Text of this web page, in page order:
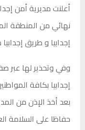
أعلنت مديرية أمن
نهائي من المنطقة
إجدابيا و طريق
وفي وتحذير لها عبر
إجدابيا بكافة
بعد أخذ الإذن من
حفاظا على السلامة